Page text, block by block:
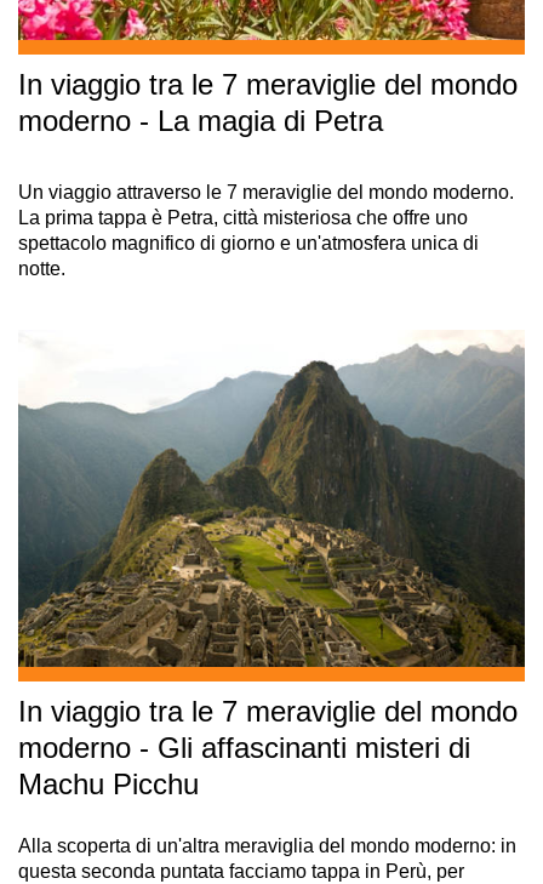
In viaggio tra le 7 meraviglie del mondo
moderno - La magia di Petra
Un viaggio attraverso le 7 meraviglie del mondo moderno.
La prima tappa è Petra, città misteriosa che offre uno
spettacolo magnifico di giorno e un'atmosfera unica di
notte.
In viaggio tra le 7 meraviglie del mondo
moderno - Gli affascinanti misteri di
Machu Picchu
Alla scoperta di un'altra meraviglia del mondo moderno: in
questa seconda puntata facciamo tappa in Perù, per